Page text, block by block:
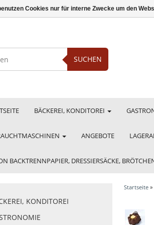
SUCHEN
BÄCKEREI, KONDITOREI
ANGEBOTE
BACKTRENNPAPIER, DRESSIERSÄCKE,
KONDITOREI
Startseite»
Cookies nur für interne Zwecke um den